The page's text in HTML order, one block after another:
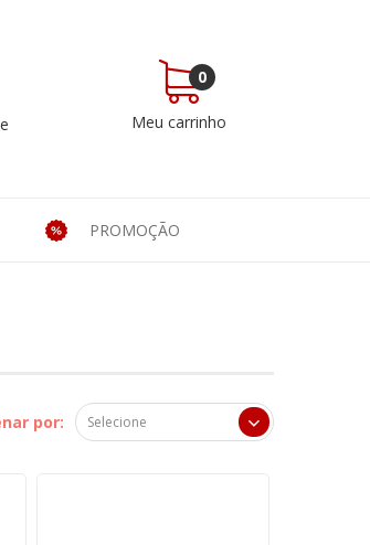
0
Meu carrinho
PROMOÇÃO
por: